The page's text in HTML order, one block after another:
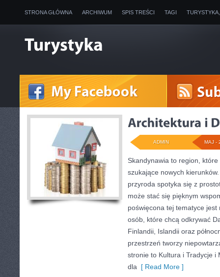
STRONA GŁÓWNA ARCHIWUM SPIS TREŚCI TAGI
MAJ -
ADMIN
Skandynawia to region,
szukające nowych
przyroda spotyka się z
może stać się pięknym
poświęcona tej tematyce jest
osób, które chcą odkrywać
Finlandii, Islandii oraz
przestrzeń tworzy
stronie to Kultura i Tradycje i
dla [ Read More ]